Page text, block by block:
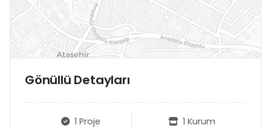
Gönüllü Detayları
1 Proje 1 Kurum